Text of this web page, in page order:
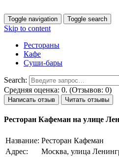
Toggle navigation Toggle search
Skip to content
Рестораны
Кафе
Суши-бары
Search:
Средняя оценка: 0. (Отзывов: 0)
Написать отзыв Читать отзывы
Ресторан Кафеман на улице
Название: Ресторан Кафеман
Адрес:
Москва, улица